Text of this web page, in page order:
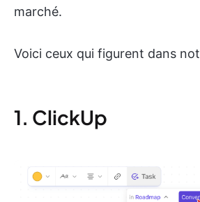
marché.
Voici ceux qui figurent dans
1. ClickUp